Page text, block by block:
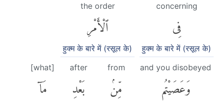
concerning
فِى
हुक्म के बारे में (रसूल के)
the order
ٱلْأَمْرِ
हुक्म के बारे में (रसूल के)
and you disobeyed
وَعَصَيْتُم
from
مِّنۢ
after
بَعْدِ
[what]
مَآ